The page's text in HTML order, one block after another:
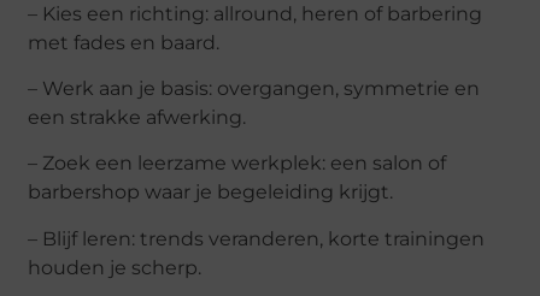
– Kies een richting: allround, heren of barbering
met fades en baard.
– Werk aan je basis: overgangen, symmetrie en
een strakke afwerking.
– Zoek een leerzame werkplek: een salon of
barbershop waar je begeleiding krijgt.
– Blijf leren: trends veranderen, korte trainingen
houden je scherp.